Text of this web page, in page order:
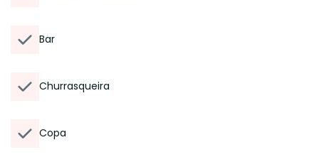
Bar
Churrasqueira
Copa